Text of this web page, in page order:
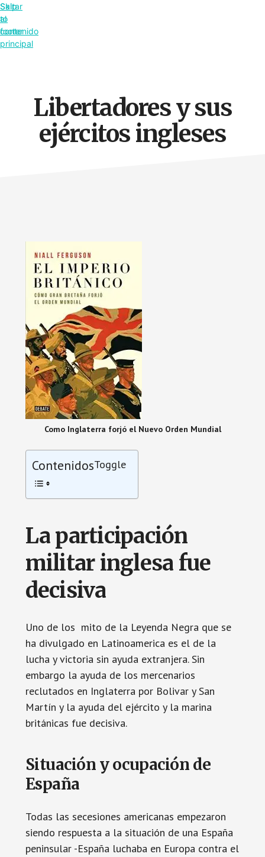
Saltar
al
contenido
principal
Skip
to
footer
Libertadores y sus
ejércitos ingleses
Como Inglaterra forjó el Nuevo Orden Mundial
ContenidosToggle
La participación
militar inglesa fue
decisiva
Uno de los mito de la Leyenda Negra que se
ha divulgado en Latinoamerica es el de la
lucha y victoria sin ayuda extranjera. Sin
embargo la ayuda de los mercenarios
reclutados en Inglaterra por Bolivar y San
Martín y la ayuda del ejército y la marina
británicas fue decisiva.
Situación y ocupación de
España
Todas las secesiones americanas empezaron
siendo respuesta a la situación de una España
peninsular -España luchaba en Europa contra el